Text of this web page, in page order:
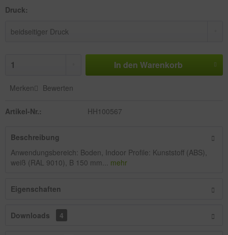
Druck:
In den Warenkorb
Merken Bewerten
Artikel-Nr.: HH100567
Beschreibung
Anwendungsbereich: Boden, Indoor Profile: Kunststoff (ABS),
weiß (RAL 9010), B 150 mm... mehr
Eigenschaften
Downloads 4